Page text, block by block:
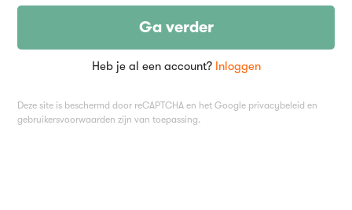
Deze site is beschermd door reCAPTCHA en het Google privacybeleid en
gebruikersvoorwaarden zijn van toepassing.
Ga verder
Heb je al een account? Inloggen